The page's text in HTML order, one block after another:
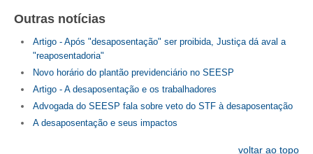
OPORTUNIDADES
APRESENTAÇÃO
EMPREGO E ESTÁGIO
CARREIRA
Outras notícias
Artigo - Após "desaposentação" ser proibida, Justiça dá aval a
"reaposentadoria"
Novo horário do plantão previdenciário no SEESP
Artigo - A desaposentação e os trabalhadores
Advogada do SEESP fala sobre veto do STF à desaposentação
A desaposentação e seus impactos
voltar ao topo